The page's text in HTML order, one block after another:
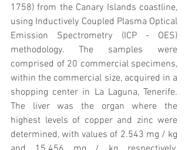
1758) from the Canary Islands coastline,
using Inductively Coupled Plasma Optical
Emission Spectrometry (ICP - OES)
methodology. The samples were
comprised of 20 commercial specimens,
within the commercial size, acquired in a
shopping center in La Laguna, Tenerife.
The liver was the organ where the
highest levels of copper and zinc were
determined, with values ​​of 2.543 mg / kg